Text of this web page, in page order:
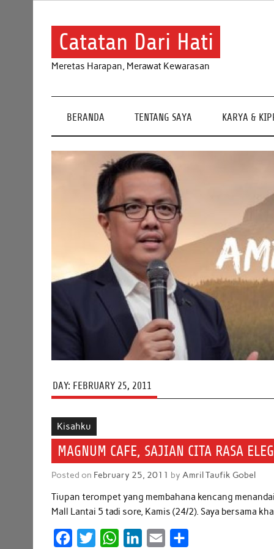
Catatan Dari Hati
Meretas Harapan, Merawat Kewarasan
BERANDA TENTANG SAYA KARYA &
DAY: FEBRUARY 25, 2011
Kisahku
MAGNUM CAFE, SAJIAN CITA RASA
Posted on February 25, 2011 by Amril Taufik Gobel
Tiupan terompet yang membahana kencang
Mall Lantai 5 tadi sore, Kamis (24/2). Saya bersama
W